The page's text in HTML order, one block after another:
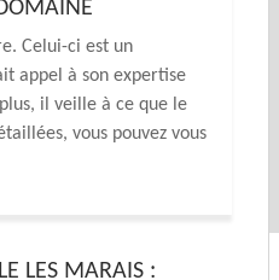
Celui-ci est un
appel à son expertise
il veille à ce que le
vous pouvez vous
LES MARAIS :